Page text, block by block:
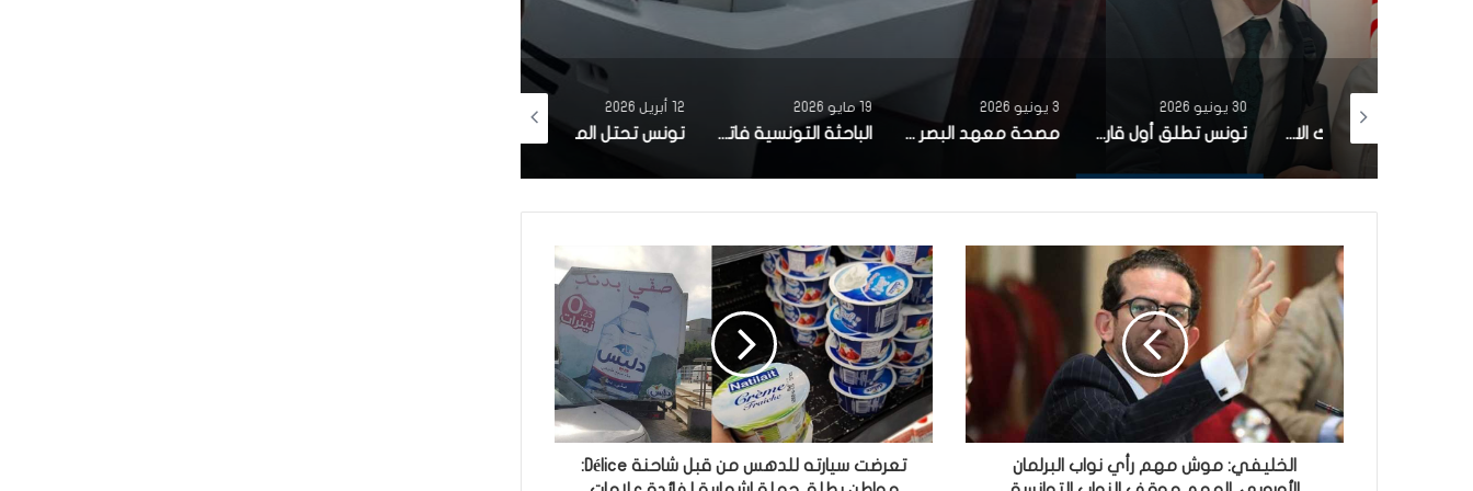
تونس تطلق أول قارب صيد كهربائي يعمل بالطاقة الشمسية في المتوسط مصحة معهد البصر والشبكية بالبحيرة 1 تقوم باجراء اكثر من 50 عملية جراحية لازالة الماء الابيض مجانا لفائدة عدد من اهالي قفصة الباحثة التونسية فاتن المولدي تنجح في الحصول على براءة اختراع في الولايات المتحدة الأمريكية، وذلك بعد ابتكارها محركاً هجيناً ثورياً تونس تحتل المرتبة الاولى افريقيا من حيث عدد النساء المطورات للبرمجيات
الخليفي: موش مهم رأي نواب البرلمان
تعرضت سيارته للدهس من قبل شاحنة Délice: